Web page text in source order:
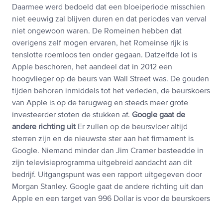
Daarmee werd bedoeld dat een bloeiperiode misschien
niet eeuwig zal blijven duren en dat periodes van verval
niet ongewoon waren. De Romeinen hebben dat
overigens zelf mogen ervaren, het Romeinse rijk is
tenslotte roemloos ten onder gegaan. Datzelfde lot is
Apple beschoren, het aandeel dat in 2012 een
hoogvlieger op de beurs van Wall Street was. De gouden
tijden behoren inmiddels tot het verleden, de beurskoers
van Apple is op de terugweg en steeds meer grote
investeerder stoten de stukken af. Google gaat de
andere richting uit Er zullen op de beursvloer altijd
sterren zijn en de nieuwste ster aan het firmament is
Google. Niemand minder dan Jim Cramer besteedde in
zijn televisieprogramma uitgebreid aandacht aan dit
bedrijf. Uitgangspunt was een rapport uitgegeven door
Morgan Stanley. Google gaat de andere richting uit dan
Apple en een target van 996 Dollar is voor de beurskoers